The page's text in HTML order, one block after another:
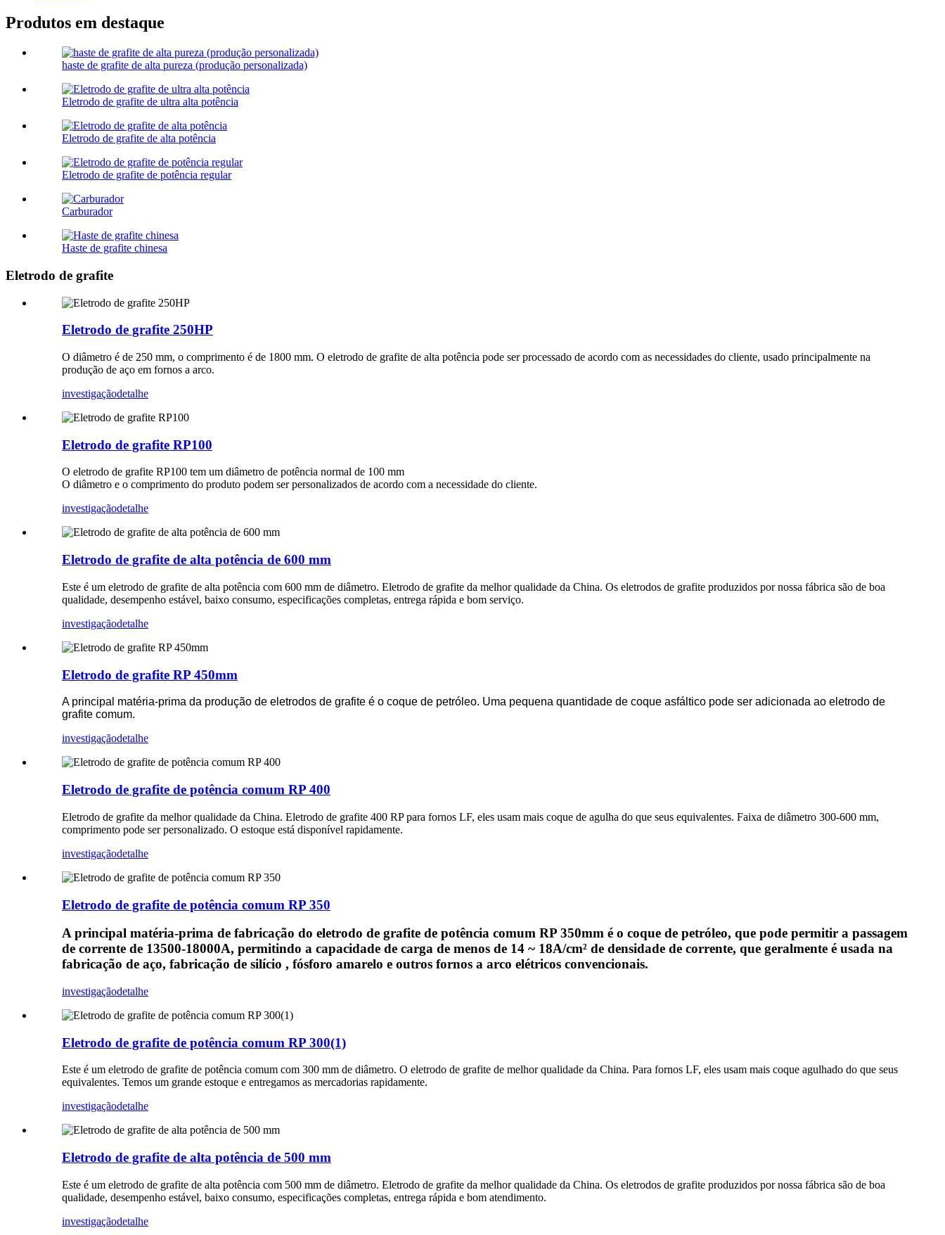
Produtos em destaque
haste de grafite de alta pureza (produção personalizada)
Eletrodo de grafite de ultra alta potência
Eletrodo de grafite de alta potência
Eletrodo de grafite de potência regular
Carburador
Haste de grafite chinesa
Eletrodo de grafite
Eletrodo de grafite 250HP
O diâmetro é de 250 mm, o comprimento é de 1800 mm. O eletrodo de grafite de alta potência pode ser processado de acordo com as necessidades do cliente, usado principalmente na
produção de aço em fornos a arco.
investigaçãodetalhe
Eletrodo de grafite RP100
O eletrodo de grafite RP100 tem um diâmetro de potência normal de 100 mm
O diâmetro e o comprimento do produto podem ser personalizados de acordo com a necessidade do cliente.
investigaçãodetalhe
Eletrodo de grafite de alta potência de 600 mm
Este é um eletrodo de grafite de alta potência com 600 mm de diâmetro. Eletrodo de grafite da melhor qualidade da China. Os eletrodos de grafite produzidos por nossa fábrica são de boa
qualidade, desempenho estável, baixo consumo, especificações completas, entrega rápida e bom serviço.
investigaçãodetalhe
Eletrodo de grafite RP 450mm
A principal matéria-prima da produção de eletrodos de grafite é o coque de petróleo. Uma pequena quantidade de coque asfáltico pode ser adicionada ao eletrodo de
grafite comum.
investigaçãodetalhe
Eletrodo de grafite de potência comum RP 400
Eletrodo de grafite da melhor qualidade da China. Eletrodo de grafite 400 RP para fornos LF, eles usam mais coque de agulha do que seus equivalentes. Faixa de diâmetro 300-600 mm,
comprimento pode ser personalizado. O estoque está disponível rapidamente.
investigaçãodetalhe
Eletrodo de grafite de potência comum RP 350
A principal matéria-prima de fabricação do eletrodo de grafite de potência comum RP 350mm é o coque de petróleo, que pode permitir a passagem
de corrente de 13500-18000A, permitindo a capacidade de carga de menos de 14 ~ 18A/cm² de densidade de corrente, que geralmente é usada na
fabricação de aço, fabricação de silício , fósforo amarelo e outros fornos a arco elétricos convencionais.
investigaçãodetalhe
Eletrodo de grafite de potência comum RP 300(1)
Este é um eletrodo de grafite de potência comum com 300 mm de diâmetro. O eletrodo de grafite de melhor qualidade da China. Para fornos LF, eles usam mais coque agulhado do que seus
equivalentes. Temos um grande estoque e entregamos as mercadorias rapidamente.
investigaçãodetalhe
Eletrodo de grafite de alta potência de 500 mm
Este é um eletrodo de grafite de alta potência com 500 mm de diâmetro. Eletrodo de grafite da melhor qualidade da China. Os eletrodos de grafite produzidos por nossa fábrica são de boa
qualidade, desempenho estável, baixo consumo, especificações completas, entrega rápida e bom atendimento.
investigaçãodetalhe